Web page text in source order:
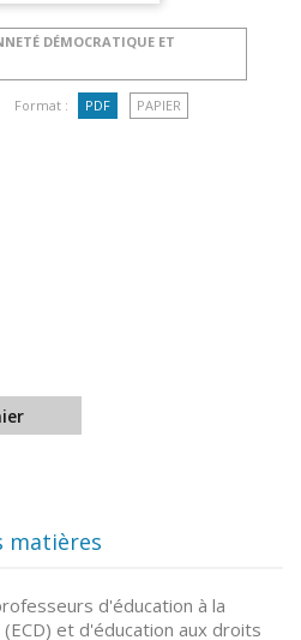
DÉMOCRATIQUE ET
Format : PDF PAPIER
matières
d'éducation à la
et d'éducation aux droits